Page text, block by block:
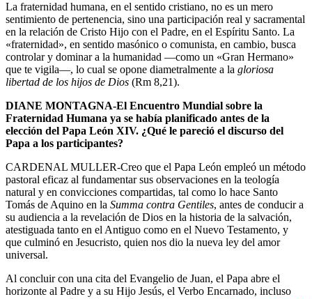
La fraternidad humana, en el sentido cristiano, no es un mero
sentimiento de pertenencia, sino una participación real y sacramental
en la relación de Cristo Hijo con el Padre, en el Espíritu Santo. La
«fraternidad», en sentido masónico o comunista, en cambio, busca
controlar y dominar a la humanidad —como un «Gran Hermano»
que te vigila—, lo cual se opone diametralmente a la gloriosa
libertad de los hijos de Dios (Rm 8,21).
DIANE MONTAGNA-El Encuentro Mundial sobre la
Fraternidad Humana ya se había planificado antes de la
elección del Papa León XIV. ¿Qué le pareció el discurso del
Papa a los participantes?
CARDENAL MULLER-Creo que el Papa León empleó un método
pastoral eficaz al fundamentar sus observaciones en la teología
natural y en convicciones compartidas, tal como lo hace Santo
Tomás de Aquino en la Summa contra Gentiles, antes de conducir a
su audiencia a la revelación de Dios en la historia de la salvación,
atestiguada tanto en el Antiguo como en el Nuevo Testamento, y
que culminó en Jesucristo, quien nos dio la nueva ley del amor
universal.
Al concluir con una cita del Evangelio de Juan, el Papa abre el
horizonte al Padre y a su Hijo Jesús, el Verbo Encarnado, incluso